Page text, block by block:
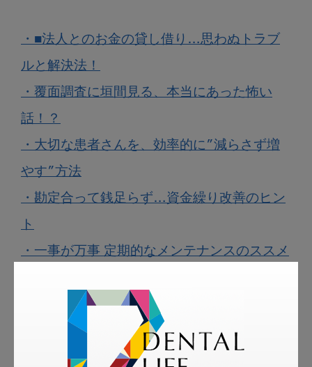
・■法人とのお金の貸し借り…思わぬトラブ
ルと解決法！
・覆面調査に垣間見る、本当にあった怖い
話！？
・大切な患者さんを、効率的に”減らさず増
やす”方法
・勘定合って銭足らず…資金繰り改善のヒン
ト
・一事が万事 定期的なメンテナンスのススメ